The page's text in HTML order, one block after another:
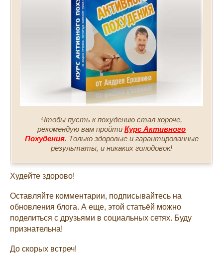
Чтобы пусть к похудению стал короче,
рекомендую вам пройти Курс Активного
Похудения. Только здоровые и гарантированные
результаты, и никаких голодовок!
Худейте здорово!
Оставляйте комментарии, подписывайтесь на
обновления блога. А еще, этой статьёй можно
поделиться с друзьями в социальных сетях. Буду
признательна!
До скорых встреч!